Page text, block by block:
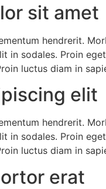
sit amet
hendrerit.
in sodales. Proin
luctus diam in
elit
hendrerit.
in sodales. Proin
luctus diam in
erat